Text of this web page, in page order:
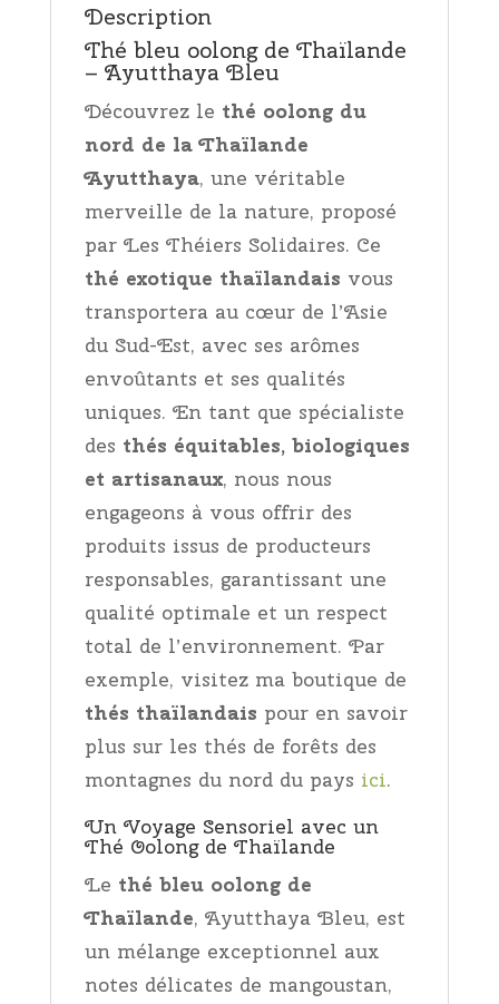
Description
Thé bleu oolong de Thaïlande
– Ayutthaya Bleu
Découvrez le thé oolong du
nord de la Thaïlande
Ayutthaya, une véritable
merveille de la nature, proposé
par Les Théiers Solidaires. Ce
thé exotique thaïlandais vous
transportera au cœur de l’Asie
du Sud-Est, avec ses arômes
envoûtants et ses qualités
uniques. En tant que spécialiste
des thés équitables, biologiques
et artisanaux, nous nous
engageons à vous offrir des
produits issus de producteurs
responsables, garantissant une
qualité optimale et un respect
total de l’environnement. Par
exemple, visitez ma boutique de
thés thaïlandais pour en savoir
plus sur les thés de forêts des
montagnes du nord du pays ici.
Un Voyage Sensoriel avec un
Thé Oolong de Thaïlande
Le thé bleu oolong de
Thaïlande, Ayutthaya Bleu, est
un mélange exceptionnel aux
notes délicates de mangoustan,